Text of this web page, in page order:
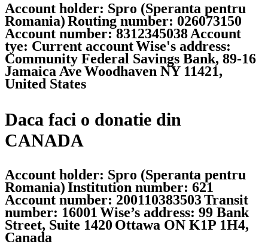
Account holder: Spro (Speranta pentru
Romania)Routing number: 026073150
Account number: 8312345038Account
tye: Current accountWise's address:
Community Federal Savings Bank, 89-16
Jamaica AveWoodhaven NY 11421,
United States
Daca faci o donatie din
CANADA
Account holder: Spro (Speranta pentru
Romania)Institution number: 621
Account number: 200110383503Transit
number: 16001 Wise’s address: 99 Bank
Street, Suite 1420 Ottawa ON K1P 1H4,
Canada